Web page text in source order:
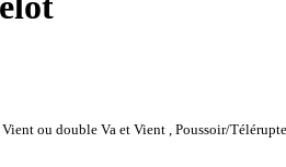
ou double Va et Vient , Poussoir/